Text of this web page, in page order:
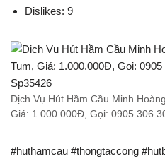
Dislikes: 9
Dịch Vụ Hút Hầm Cầu Minh
Giá: 1.000.000Đ, Gọi: 0905 306
#huthamcau #thongtaccong